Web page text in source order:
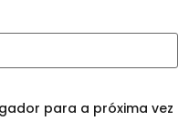
para a próxima vez